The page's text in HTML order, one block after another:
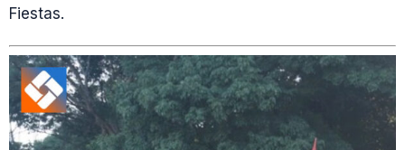
Fiestas.